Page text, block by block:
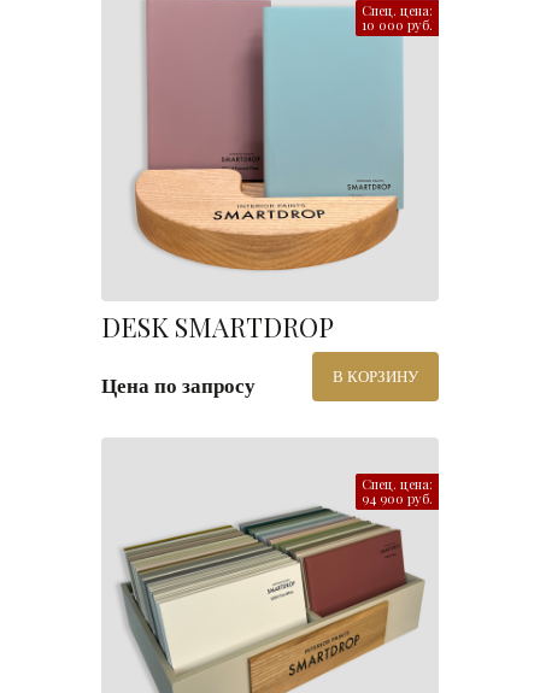
Спец. цена:
10 000 руб.
DESK SMARTDROP
Цена по запросу В КОРЗИНУ
Спец. цена:
94 900 руб.